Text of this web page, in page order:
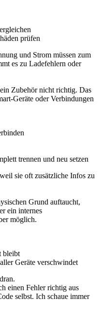
prüfen
und Strom müssen zum
es zu Ladefehlern oder
Zubehör nicht richtig. Das
Geräte oder Verbindungen
trennen und neu setzen
sie oft zusätzliche Infos zu
Grund auftaucht,
ein internes
möglich.
bleibt
Geräte verschwindet
einen Fehler richtig aus
selbst. Ich schaue immer